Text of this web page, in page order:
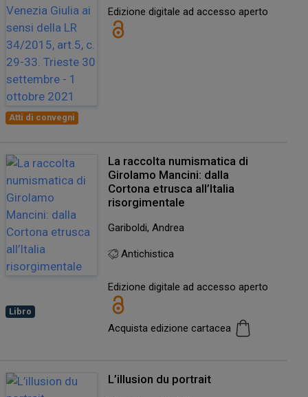
Atti di convegni
Edizione digitale ad accesso aperto
Libro
La raccolta numismatica di
Girolamo Mancini: dalla
Cortona etrusca all’Italia
risorgimentale
Gariboldi, Andrea
Antichistica
Edizione digitale ad accesso aperto
Acquista edizione cartacea
L’illusion du portrait